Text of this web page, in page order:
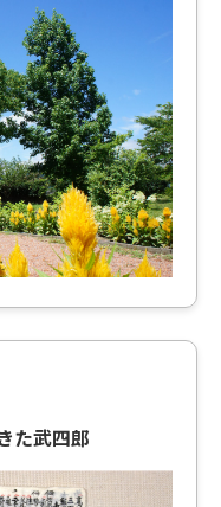
た武四郎